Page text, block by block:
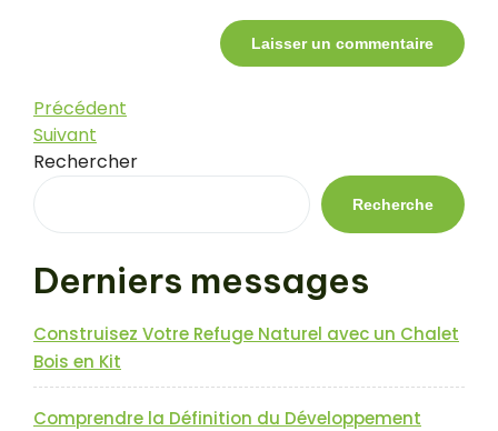
Navigation
de
l’article
Article
précédent
Précédent
Article
suivant
Suivant
Rechercher
Recherche
Derniers messages
Construisez Votre Refuge Naturel avec un Chalet
Bois en Kit
Comprendre la Définition du Développement